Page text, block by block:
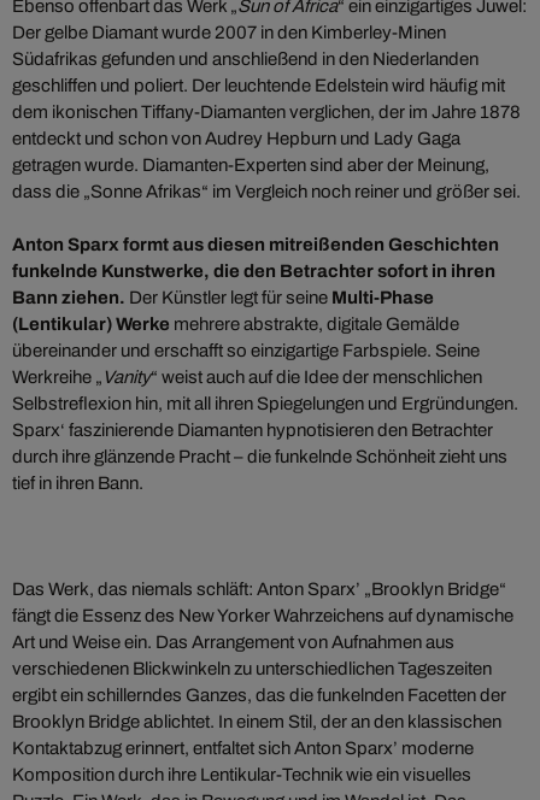
Ebenso offenbart das Werk „Sun of Africa“ ein einzigartiges Juwel:
Der gelbe Diamant wurde 2007 in den Kimberley-Minen
Südafrikas gefunden und anschließend in den Niederlanden
geschliffen und poliert. Der leuchtende Edelstein wird häufig mit
dem ikonischen Tiffany-Diamanten verglichen, der im Jahre 1878
entdeckt und schon von Audrey Hepburn und Lady Gaga
getragen wurde. Diamanten-Experten sind aber der Meinung,
dass die „Sonne Afrikas“ im Vergleich noch reiner und größer sei.
Anton Sparx formt aus diesen mitreißenden Geschichten
funkelnde Kunstwerke, die den Betrachter sofort in ihren
Bann ziehen. Der Künstler legt für seine Multi-Phase
(Lentikular) Werke mehrere abstrakte, digitale Gemälde
übereinander und erschafft so einzigartige Farbspiele. Seine
Werkreihe „ Vanity“ weist auch auf die Idee der menschlichen
Selbstreflexion hin, mit all ihren Spiegelungen und Ergründungen.
Sparx‘ faszinierende Diamanten hypnotisieren den Betrachter
durch ihre glänzende Pracht – die funkelnde Schönheit zieht uns
tief in ihren Bann.
Das Werk, das niemals schläft: Anton Sparx’ „Brooklyn Bridge“
fängt die Essenz des New Yorker Wahrzeichens auf dynamische
Art und Weise ein. Das Arrangement von Aufnahmen aus
verschiedenen Blickwinkeln zu unterschiedlichen Tageszeiten
ergibt ein schillerndes Ganzes, das die funkelnden Facetten der
Brooklyn Bridge ablichtet. In einem Stil, der an den klassischen
Kontaktabzug erinnert, entfaltet sich Anton Sparx’ moderne
Komposition durch ihre Lentikular-Technik wie ein visuelles